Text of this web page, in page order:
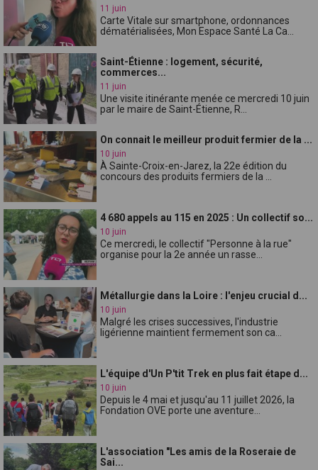
11 juin
Carte Vitale sur smartphone, ordonnances
dématérialisées, Mon Espace Santé La Ca...
Saint-Étienne : logement, sécurité,
commerces...
11 juin
Une visite itinérante menée ce mercredi 10 juin
par le maire de Saint-Étienne, R...
On connait le meilleur produit fermier de la ...
10 juin
À Sainte-Croix-en-Jarez, la 22e édition du
concours des produits fermiers de la ...
4 680 appels au 115 en 2025 : Un collectif so...
10 juin
Ce mercredi, le collectif "Personne à la rue"
organise pour la 2e année un rasse...
Métallurgie dans la Loire : l'enjeu crucial d...
10 juin
Malgré les crises successives, l'industrie
ligérienne maintient fermement son ca...
L'équipe d'Un P'tit Trek en plus fait étape d...
10 juin
Depuis le 4 mai et jusqu'au 11 juillet 2026, la
Fondation OVE porte une aventure...
L'association "Les amis de la Roseraie de
Sai...